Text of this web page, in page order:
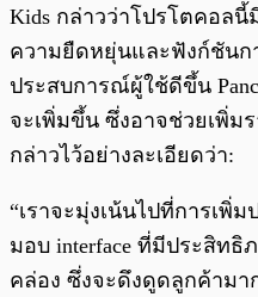
Kids กล่าวว่าโปรโตคอล
ความยืดหยุ่นและฟังก์ชันก
ประสบการณ์ผู้ใช้ดีขึ้น
จะเพิ่มขึ้น ซึ่งอาจช่วยเพิ่ม
กล่าวไว้อย่างละเอียดว่า:
“เราจะมุ่งเน้นไปที่การเพิ่
มอบ interface ที่มีประสิท
คล่อง ซึ่งจะดึงดูดลูกค้าม